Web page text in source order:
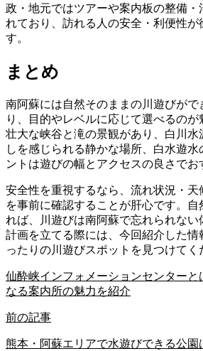
政・地元ではツアーや案内板の整備・
れており、訪れる人の安全・利便性が
す。
まとめ
南阿蘇には自然そのままの川遊びがで
り、目的やレベルに応じて選べるの
壮大な峡谷と滝の景観があり、白川
しを感じられる静かな場所、白水遊水
ントは遊びの幅とアクセスの良さでお
安全性を重視するなら、流れ状況・
を事前に確認することが肝心です。
れば、川遊びは南阿蘇で忘れられな
計画を立てる際には、今回紹介した
ったりの川遊びスポットを見つけてく
仙酔峡インフォメーションセンターと
なる案内所の魅力を紹介
前の記事
熊本・阿蘇エリアで水遊びできる公園